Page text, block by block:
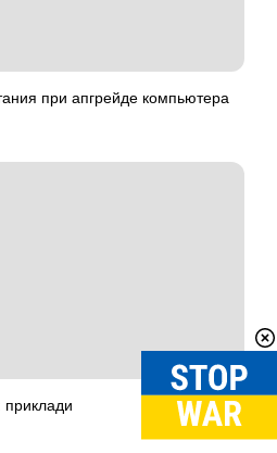
при апгрейде компьютера
приклади